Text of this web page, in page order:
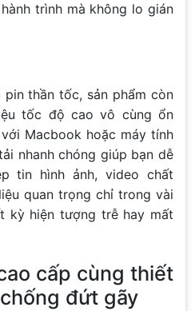
trình mà không lo gián
pin thần tốc, sản phẩm còn
tốc độ cao vô cùng ổn
Macbook hoặc máy tính
nhanh chóng giúp bạn dễ
tin hình ảnh, video chất
quan trọng chỉ trong vài
kỳ hiện tượng trễ hay mất
cấp cùng thiết
đứt gãy